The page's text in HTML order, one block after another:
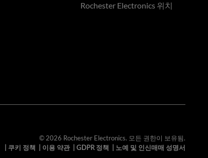
Rochester Electronics 위치
© 2026 Rochester Electronics. 모든 권한이 보유됨.
쿠키 정책 이용 약관| GDPR 정책 노예 및 인신매매 성명서